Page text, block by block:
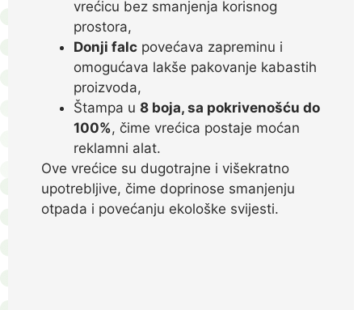
vrećicu bez smanjenja korisnog
prostora,
Donji falc povećava zapreminu i
omogućava lakše pakovanje kabastih
proizvoda,
Štampa u 8 boja, sa pokrivenošću do
100%, čime vrećica postaje moćan
reklamni alat.
Ove vrećice su dugotrajne i višekratno
upotrebljive, čime doprinose smanjenju
otpada i povećanju ekološke svijesti.